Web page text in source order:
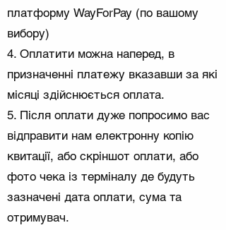
платформу WayForPay (по вашому
вибору)
4. Оплатити можна наперед, в
призначенні платежу вказавши за які
місяці здійснюється оплата.
5. Після оплати дуже попросимо вас
відправити нам електронну копію
квитації, або скріншот оплати, або
фото чека із терміналу де будуть
зазначені дата оплати, сума та
отримувач.